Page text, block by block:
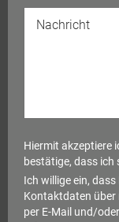
Hiermit akzeptiere
bestätige, dass ich
Ich willige ein,
Kontaktdaten über
per E-Mail und/